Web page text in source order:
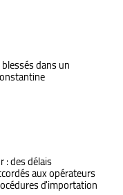
dans un
: des délais
aux opérateurs
d'importation